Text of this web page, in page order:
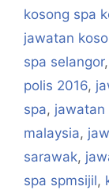
kosong spa
jawatan
spa selangor,
polis 2016,
spa, jawatan
malaysia,
sarawak,
spa spmsijil,